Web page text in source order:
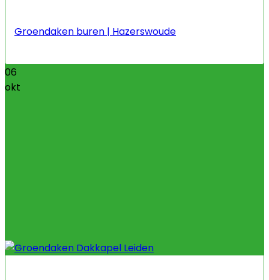
Groendaken buren | Hazerswoude
06
okt